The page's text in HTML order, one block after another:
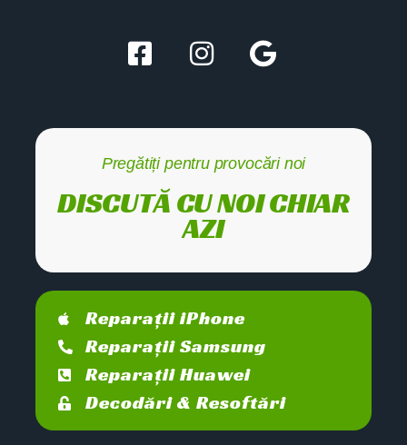
Pregătiți pentru provocări noi
DISCUTĂ CU NOI CHIAR
AZI
Reparații iPhone
Reparații Samsung
Reparații Huawei
Decodări & Resoftări